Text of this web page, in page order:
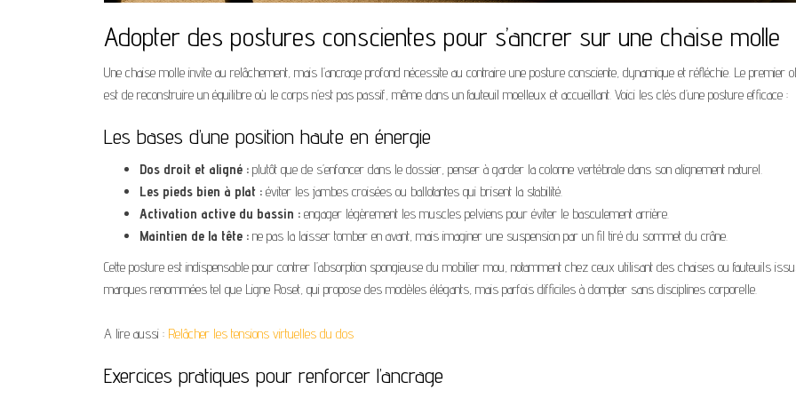
Adopter des postures conscientes pour s’ancrer sur une chaise molle
Une chaise molle invite au relâchement, mais l’ancrage profond nécessite au contraire une posture consciente, dynamique et réfléchie. Le premier
est de reconstruire un équilibre où le corps n’est pas passif, même dans un fauteuil moelleux et accueillant. Voici les clés d’une posture efficace :
Les bases d’une position haute en énergie
Dos droit et aligné : plutôt que de s’enfoncer dans le dossier, penser à garder la colonne vertébrale dans son alignement naturel.
Les pieds bien à plat : éviter les jambes croisées ou ballotantes qui brisent la stabilité.
Activation active du bassin : engager légèrement les muscles pelviens pour éviter le basculement arrière.
Maintien de la tête : ne pas la laisser tomber en avant, mais imaginer une suspension par un fil tiré du sommet du crâne.
Cette posture est indispensable pour contrer l’absorption spongieuse du mobilier mou, notamment chez ceux utilisant des chaises ou fauteuils
marques renommées tel que Ligne Roset, qui propose des modèles élégants, mais parfois difficiles à dompter sans disciplines corporelle.
A lire aussi : Relâcher les tensions virtuelles du dos
Exercices pratiques pour renforcer l’ancrage